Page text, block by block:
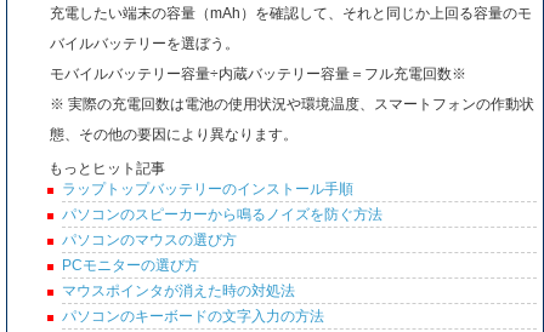
充電したい端末の容量（mAh）を確認して、それと同じか上回る容量のモ
バイルバッテリーを選ぼう。
モバイルバッテリー容量÷内蔵バッテリー容量＝フル充電回数※
※ 実際の充電回数は電池の使用状況や環境温度、スマートフォンの作動状
態、その他の要因により異なります。
もっとヒット記事
ラップトップバッテリーのインストール手順
パソコンのスピーカーから鳴るノイズを防ぐ方法
パソコンのマウスの選び方
PCモニターの選び方
マウスポインタが消えた時の対処法
パソコンのキーボードの文字入力の方法